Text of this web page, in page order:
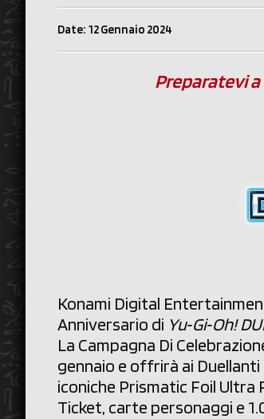
Date: 12 Gennaio 2024
Preparatevi
Konami Digital
Anniversario di Yu‑Gi‑Oh!
La Campagna Di
gennaio e offrirà ai
iconiche Prismatic Foil Ultra
Ticket, carte personaggi e